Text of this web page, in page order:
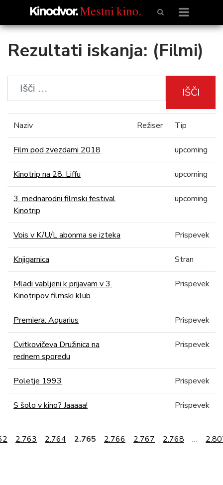
Rezultati iskanja: (Filmi)
IŠČI
Naziv Režiser Tip
Film pod zvezdami 2018 upcoming
Kinotrip na 28. Liffu upcoming
3. mednarodni filmski festival
Kinotrip
upcoming
Vpis v K/U/L abonma se izteka Prispevek
Knjigarnica Stran
Mladi vabljeni k prijavam v 3.
Kinotripov filmski klub
Prispevek
Premiera: Aquarius Prispevek
Cvitkovičeva Družinica na
rednem sporedu
Prispevek
Poletje 1993 Prispevek
S šolo v kino? Jaaaaa! Prispevek
2.763 2.764 2.765 2.766 2.767 2.768 …